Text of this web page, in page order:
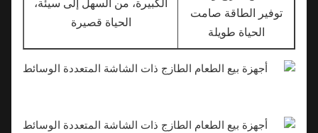
توفير الطاقة صامت
الحياة طويلة
الكبيرة، من السهل إلى سيئة،
الحياة قصيرة